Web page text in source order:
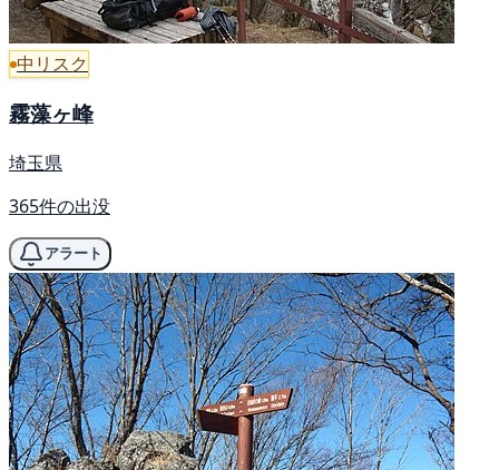
中リスク
霧藻ヶ峰
埼玉県
365件の出没
アラート